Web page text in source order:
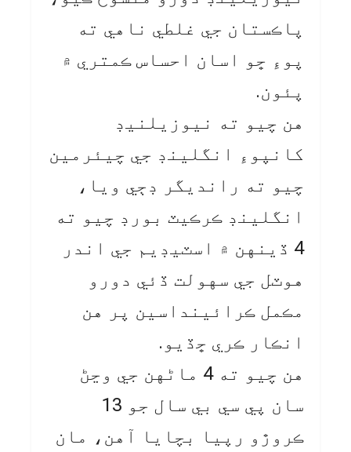
پاڪستان جي غلطي ناهي ته
پوءِ ڇو اسان احساس ڪمتري ۾
پئون.
هن چيو ته نيوزيلنيڊ
کانپوءِ انگلينڊ جي چيئرمين
چيو ته رانديگر ڊڄي ويا،
انگلينڊ ڪرڪيٽ بورڊ چيو ته
4 ڏينهن ۾ اسٽيڊيم جي اندر
هوٽل جي سهولت ڏئي دورو
مڪمل ڪرائينداسين پر هن
انڪار ڪري ڇڏيو.
هن چيو ته 4 ماڻهن جي وڃڻ
سان پي سي بي سال جو 13
ڪروڙو رپيا بچايا آهن، مان